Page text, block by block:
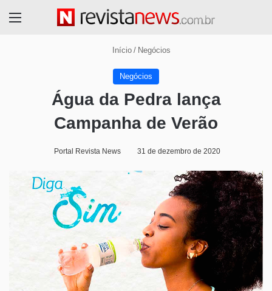
Início / Negócios
Negócios
Água da Pedra lança
Campanha de Verão
Portal Revista News 31 de dezembro de 2020